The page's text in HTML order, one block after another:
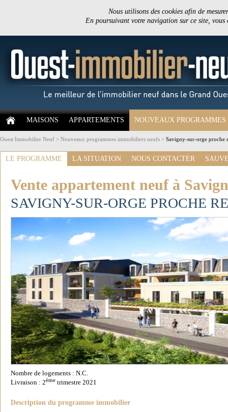
Nous utilisons des cookies afin de
En poursuivant votre navigation sur ce site,
MAISONS APPARTEMENTS NOUVEAUX PROGRAMMES
Ouest Immobilier Neuf > Nouveaux programmes immobiliers neufs > Savigny-sur-orge proche
LE PROGRAMME LA SITUATION NOUS CONTACTER
Vente appartement neuf à
SAVIGNY-SUR-ORGE PROCHE
Nombre de logements : N.C.
Livraison : 2ème trimestre 2021
Description du programme immobilier